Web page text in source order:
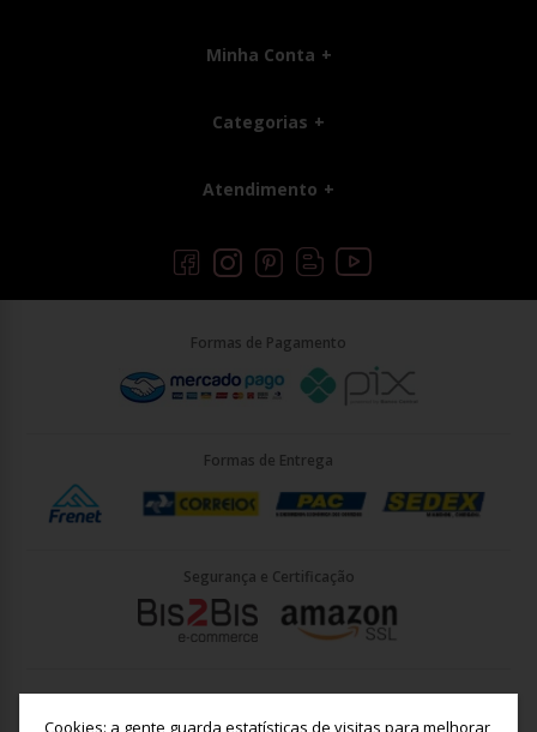
Cookies: a gente guarda estatísticas de visitas para melhorar
Minha Conta
Categorias
Atendimento
Formas de Pagamento
Formas de Entrega
Segurança e Certificação
João José Rodrigues 21, Jundiaí - SP - CEP: 13201-001